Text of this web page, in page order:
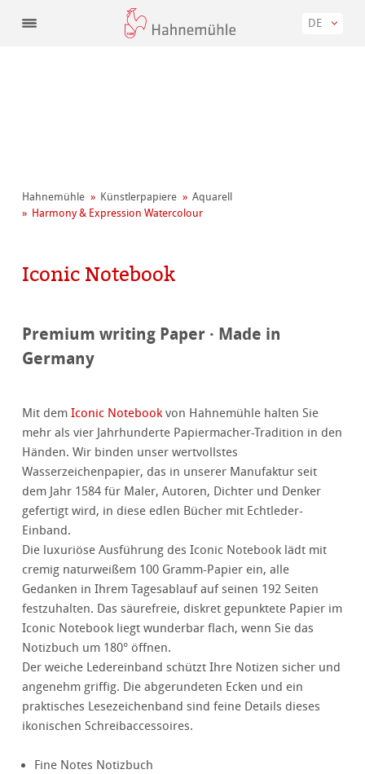
DE
Hahnemühle Künstler­papiere
Aquarell
Harmony & Expression Watercolour
Iconic Notebook
Premium writing Paper · Made in
Germany
Mit demIconic Notebookvon Hahnemühle halten Sie
mehr als vier Jahrhunderte Papiermacher-Tradition in den
Händen. Wir binden unser wertvollstes
Wasserzeichenpapier, das in unserer Manufaktur seit
dem Jahr 1584 für Maler, Autoren, Dichter und Denker
gefertigt wird, in diese edlen Bücher mit Echtleder-
Einband.
Die luxuriöse Ausführung des Iconic Notebook lädt mit
cremig naturweißem 100 Gramm-Papier ein, alle
Gedanken in Ihrem Tagesablauf auf seinen 192 Seiten
festzuhalten. Das säurefreie, diskret gepunktete Papier im
Iconic Notebook liegt wunderbar flach, wenn Sie das
Notizbuch um 180° öffnen.
Der weiche Ledereinband schützt Ihre Notizen sicher und
angenehm griffig. Die abgerundeten Ecken und ein
praktisches Lesezeichenband sind feine Details dieses
ikonischen Schreibaccessoires.
Fine Notes Notizbuch